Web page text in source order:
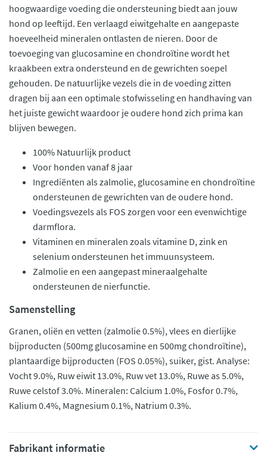
hoogwaardige voeding die ondersteuning biedt aan jouw
hond op leeftijd. Een verlaagd eiwitgehalte en aangepaste
hoeveelheid mineralen ontlasten de nieren. Door de
toevoeging van glucosamine en chondroïtine wordt het
kraakbeen extra ondersteund en de gewrichten soepel
gehouden. De natuurlijke vezels die in de voeding zitten
dragen bij aan een optimale stofwisseling en handhaving van
het juiste gewicht waardoor je oudere hond zich prima kan
blijven bewegen.
100% Natuurlijk product
Voor honden vanaf 8 jaar
Ingrediënten als zalmolie, glucosamine en chondroïtine
ondersteunen de gewrichten van de oudere hond.
Voedingsvezels als FOS zorgen voor een evenwichtige
darmflora.
Vitaminen en mineralen zoals vitamine D, zink en
selenium ondersteunen het immuunsysteem.
Zalmolie en een aangepast mineraalgehalte
ondersteunen de nierfunctie.
Samenstelling
Granen, oliën en vetten (zalmolie 0.5%), vlees en dierlijke
bijproducten (500mg glucosamine en 500mg chondroïtine),
plantaardige bijproducten (FOS 0.05%), suiker, gist. Analyse:
Vocht 9.0%, Ruw eiwit 13.0%, Ruw vet 13.0%, Ruwe as 5.0%,
Ruwe celstof 3.0%. Mineralen: Calcium 1.0%, Fosfor 0.7%,
Kalium 0.4%, Magnesium 0.1%, Natrium 0.3%.
Fabrikant informatie